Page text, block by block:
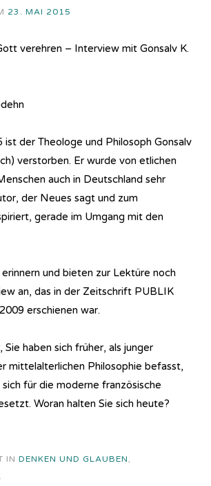
23. MAI 2015
verehren – Interview mit Gonsalv K.
der Theologe und Philosoph Gonsalv
verstorben. Er wurde von etlichen
auch in Deutschland sehr
der Neues sagt und zum
gerade im Umgang mit den
und bieten zur Lektüre noch
an, das in der Zeitschrift PUBLIK
erschienen war.
haben sich früher, als junger
mittelalterlichen Philosophie befasst,
für die moderne französische
Woran halten Sie sich heute?
IN DENKEN UND GLAUBEN,